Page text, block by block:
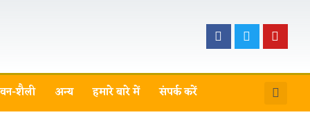
शैली अन्य हमारे बारे में संपर्क करें